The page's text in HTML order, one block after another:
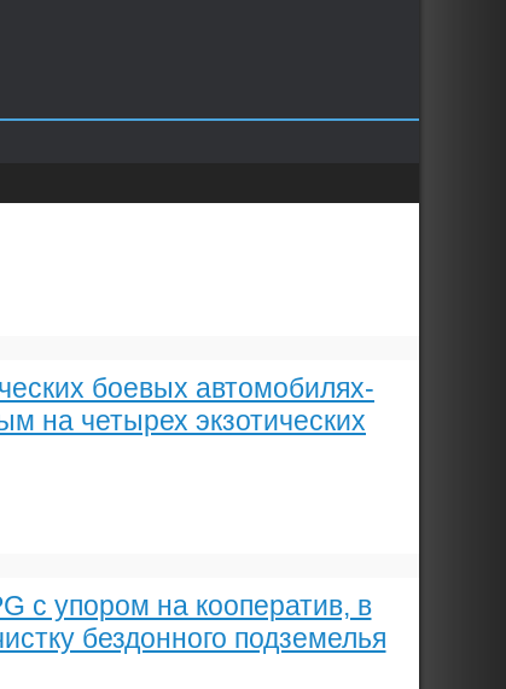
боевых автомобилях-
на четырех экзотических
с упором на кооператив, в
бездонного подземелья